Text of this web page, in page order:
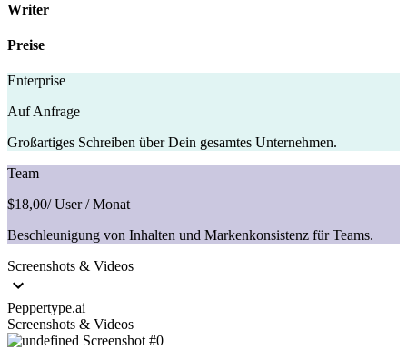
Writer
Preise
Enterprise
Auf Anfrage
Großartiges Schreiben über Dein gesamtes Unternehmen.
Team
$18,00/ User / Monat
Beschleunigung von Inhalten und Markenkonsistenz für Teams.
Screenshots & Videos
Peppertype.ai
Screenshots & Videos